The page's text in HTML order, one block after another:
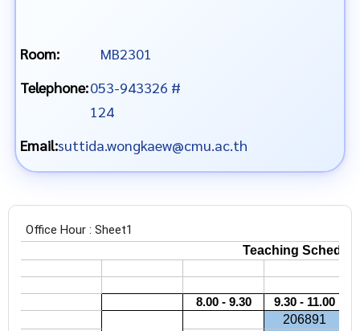
Room:
MB2301
Telephone:053-943326 #
124
Email:suttida.wongkaew@cmu.ac.th